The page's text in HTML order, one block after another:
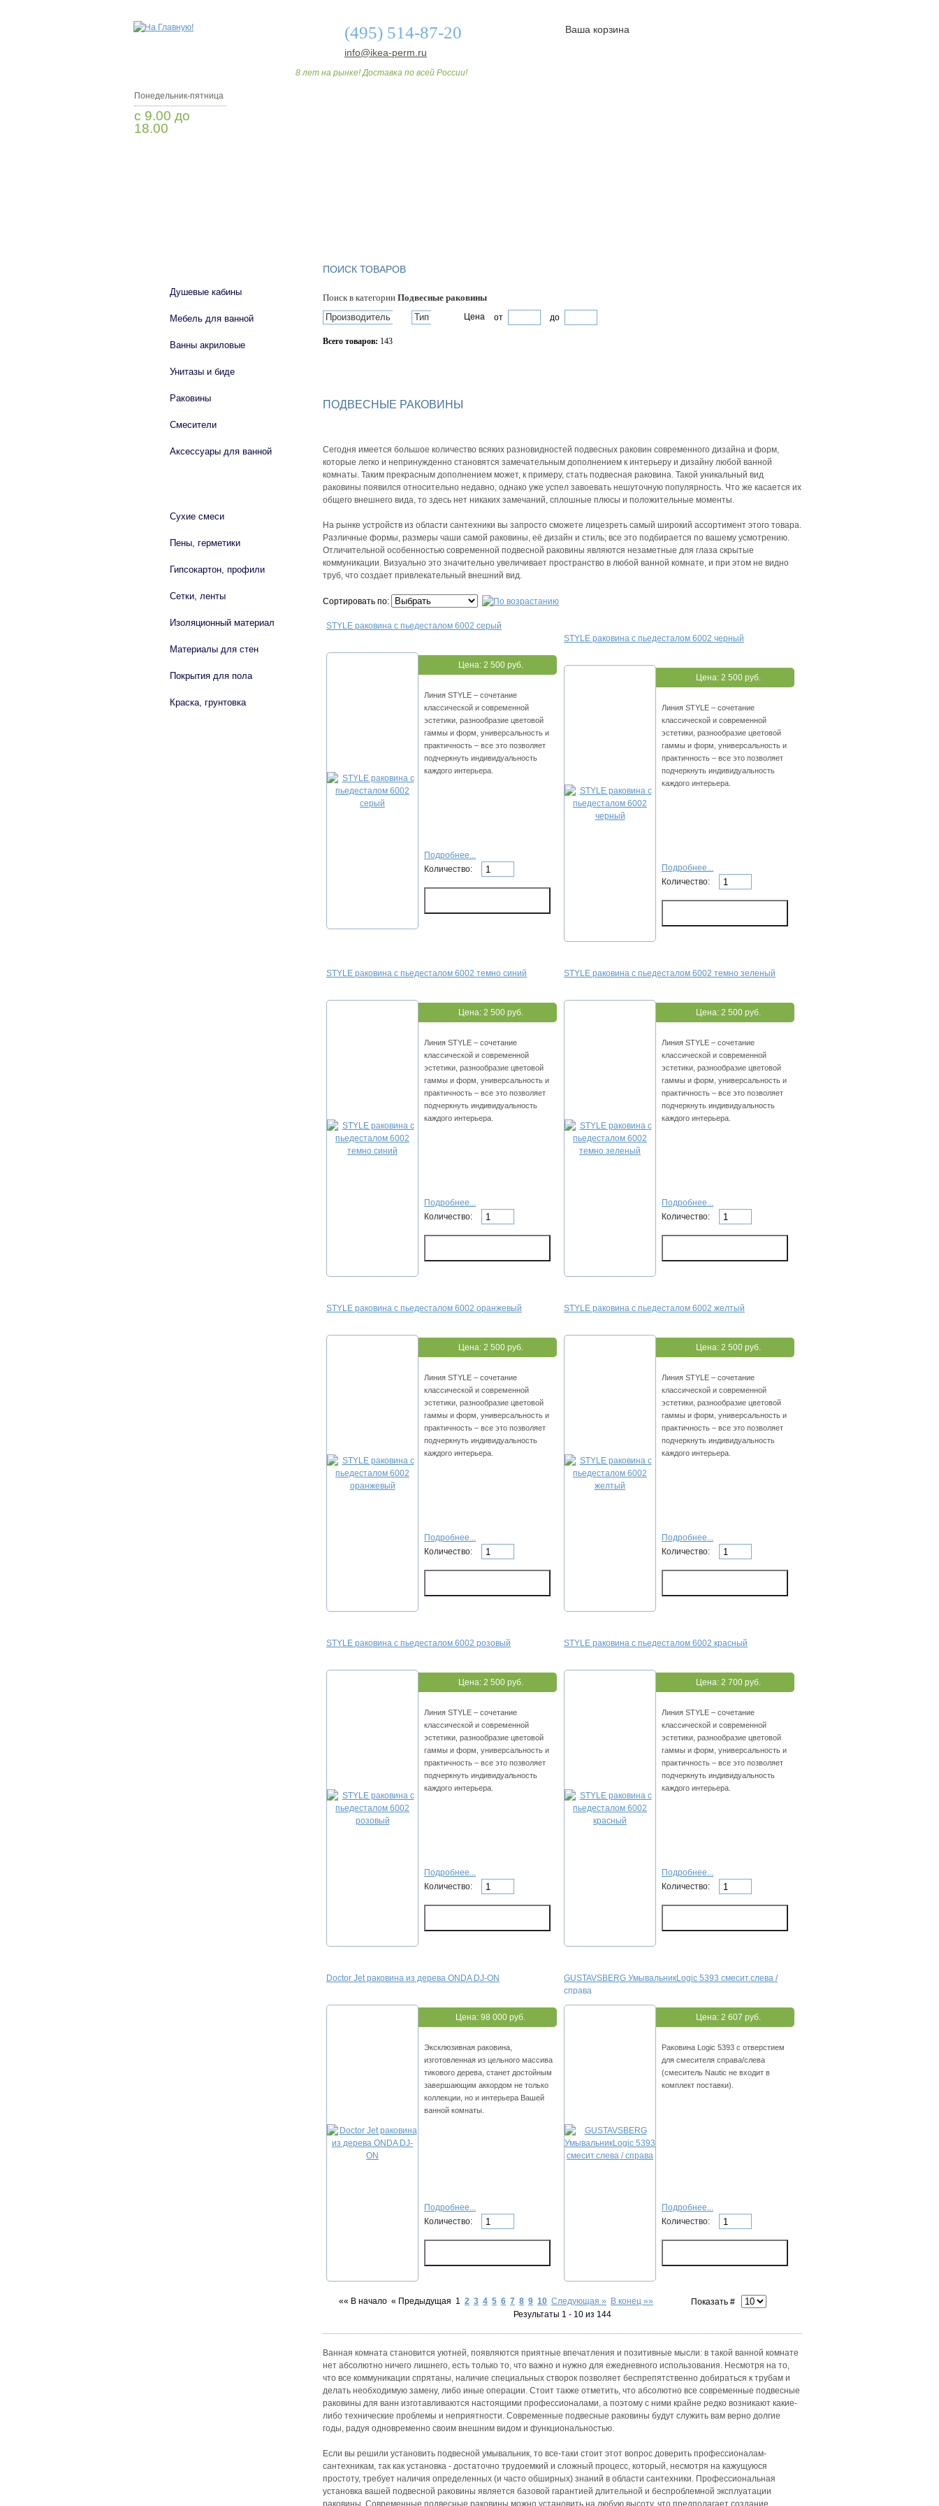
(495) 514-87-20
info@ikea-perm.ru
8 лет на рынке! Доставка по всей России!
Ваша корзина
Понедельник-пятница
с 9.00 до
18.00
ПОИСК ТОВАРОВ
Поиск в категории Подвесные раковины
Производитель
Тип Цена от до
Всего товаров: 143
ПОДВЕСНЫЕ РАКОВИНЫ
Сегодня имеется большое количество всяких разновидностей подвесных раковин современного дизайна и форм,
которые легко и непринужденно становятся замечательным дополнением к интерьеру и дизайну любой ванной
комнаты. Таким прекрасным дополнением может, к примеру, стать подвесная раковина. Такой уникальный вид
раковины появился относительно недавно, однако уже успел завоевать нешуточную популярность. Что же касается их
общего внешнего вида, то здесь нет никаких замечаний, сплошные плюсы и положительные моменты.
На рынке устройств из области сантехники вы запросто сможете лицезреть самый широкий ассортимент этого товара.
Различные формы, размеры чаши самой раковины, её дизайн и стиль; все это подбирается по вашему усмотрению.
Отличительной особенностью современной подвесной раковины являются незаметные для глаза скрытые
коммуникации. Визуально это значительно увеличивает пространство в любой ванной комнате, и при этом не видно
труб, что создает привлекательный внешний вид.
Сортировать по:
STYLE раковина с пьедесталом 6002 серый
Цена: 2 500 руб.
Линия STYLE – сочетание
классической и современной
эстетики, разнообразие цветовой
гаммы и форм, универсальность и
практичность – все это позволяет
подчеркнуть индивидуальность
каждого интерьера.
Подробнее...
Количество:
STYLE раковина с пьедесталом 6002 черный
Цена: 2 500 руб.
Линия STYLE – сочетание
классической и современной
эстетики, разнообразие цветовой
гаммы и форм, универсальность и
практичность – все это позволяет
подчеркнуть индивидуальность
каждого интерьера.
Подробнее...
Количество:
STYLE раковина с пьедесталом 6002 темно синий
Цена: 2 500 руб.
Линия STYLE – сочетание
классической и современной
эстетики, разнообразие цветовой
гаммы и форм, универсальность и
практичность – все это позволяет
подчеркнуть индивидуальность
каждого интерьера.
Подробнее...
Количество:
STYLE раковина с пьедесталом 6002 темно зеленый
Цена: 2 500 руб.
Линия STYLE – сочетание
классической и современной
эстетики, разнообразие цветовой
гаммы и форм, универсальность и
практичность – все это позволяет
подчеркнуть индивидуальность
каждого интерьера.
Подробнее...
Количество:
STYLE раковина с пьедесталом 6002 оранжевый
Цена: 2 500 руб.
Линия STYLE – сочетание
классической и современной
эстетики, разнообразие цветовой
гаммы и форм, универсальность и
практичность – все это позволяет
подчеркнуть индивидуальность
каждого интерьера.
Подробнее...
Количество:
STYLE раковина с пьедесталом 6002 желтый
Цена: 2 500 руб.
Линия STYLE – сочетание
классической и современной
эстетики, разнообразие цветовой
гаммы и форм, универсальность и
практичность – все это позволяет
подчеркнуть индивидуальность
каждого интерьера.
Подробнее...
Количество:
STYLE раковина с пьедесталом 6002 розовый
Цена: 2 500 руб.
Линия STYLE – сочетание
классической и современной
эстетики, разнообразие цветовой
гаммы и форм, универсальность и
практичность – все это позволяет
подчеркнуть индивидуальность
каждого интерьера.
Подробнее...
Количество:
STYLE раковина с пьедесталом 6002 красный
Цена: 2 700 руб.
Линия STYLE – сочетание
классической и современной
эстетики, разнообразие цветовой
гаммы и форм, универсальность и
практичность – все это позволяет
подчеркнуть индивидуальность
каждого интерьера.
Подробнее...
Количество:
Doctor Jet раковина из дерева ONDA DJ-ON
Цена: 98 000 руб.
Эксклюзивная раковина,
изготовленная из цельного массива
тикового дерева, станет достойным
завершающим аккордом не только
коллекции, но и интерьера Вашей
ванной комнаты.
Подробнее...
Количество:
GUSTAVSBERG УмывальникLogic 5393 смесит.cлева /
справа
Цена: 2 607 руб.
Раковина Logic 5393 с отверстием
для смесителя справа/слева
(смеситель Nautic не входит в
комплект поставки).
Подробнее...
Количество:
«« В начало « Предыдущая 1 2 3 4 5 6 7 8 9 10 Следующая » В конец »»
Показать #
Результаты 1 - 10 из 144
Ванная комната становится уютней, появляются приятные впечатления и позитивные мысли: в такой ванной комнате
нет абсолютно ничего лишнего, есть только то, что важно и нужно для ежедневного использования. Несмотря на то,
что все коммуникации спрятаны, наличие специальных створок позволяет беспрепятственно добираться к трубам и
делать необходимую замену, либо иные операции. Стоит также отметить, что абсолютно все современные подвесные
раковины для ванн изготавливаются настоящими профессионалами, а поэтому с ними крайне редко возникают какие-
либо технические проблемы и неприятности. Современные подвесные раковины будут служить вам верно долгие
годы, радуя одновременно своим внешним видом и функциональностью.
Если вы решили установить подвесной умывальник, то все-таки стоит этот вопрос доверить профессионалам-
сантехникам, так как установка - достаточно трудоемкий и сложный процесс, который, несмотря на кажущуюся
простоту, требует наличия определенных (и часто обширных) знаний в области сантехники. Профессиональная
установка вашей подвесной раковины является базовой гарантией длительной и беспроблемной эксплуатации
Душевые кабины
Мебель для ванной
Ванны акриловые
Унитазы и биде
Раковины
Смесители
Аксессуары для ванной
Сухие смеси
Пены, герметики
Гипсокартон, профили
Сетки, ленты
Изоляционный материал
Материалы для стен
Покрытия для пола
Краска, грунтовка